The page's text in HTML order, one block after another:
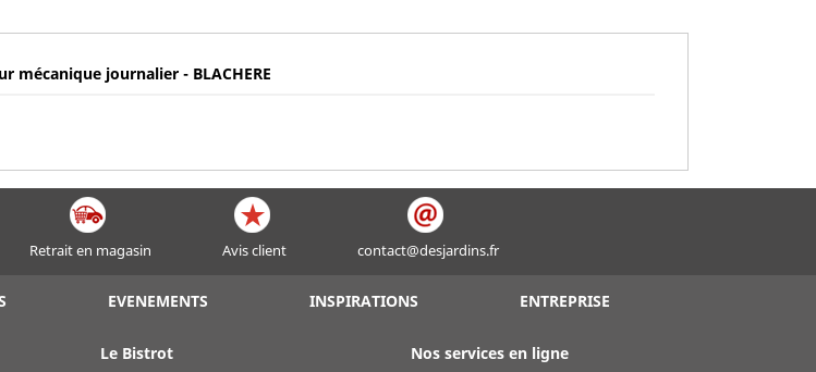
mécanique journalier - BLACHERE
Retrait en magasin Avis client contact@desjardins.fr
EVENEMENTS INSPIRATIONS ENTREPRISE
Le Bistrot
Nos services en ligne